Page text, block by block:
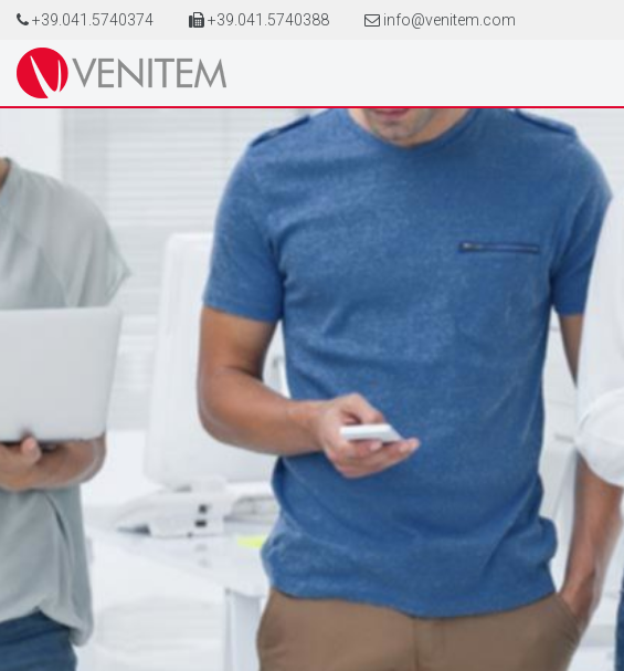
+39.041.5740374 +39.041.5740388 info@venitem.com